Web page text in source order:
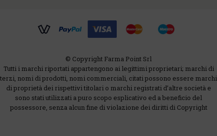
© Copyright Farma Point Srl
Tutti i marchi riportati appartengono ai legittimi proprietari; marchi di
terzi, nomi di prodotti, nomi commerciali, citati possono essere marchi
di proprietà dei rispettivi titolari o marchi registrati d’altre società e
sono stati utilizzati a puro scopo esplicativo ed a beneficio del
possessore, senza alcun fine di violazione dei diritti di Copyright